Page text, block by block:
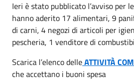
Ieri è stato pubblicato l’avviso per
hanno aderito 17 alimentari, 9
di carni, 4 negozi di articoli per
pescheria, 1 venditore di
Scarica l’elenco delleATTIVITÀ
che accettano i buoni spesa